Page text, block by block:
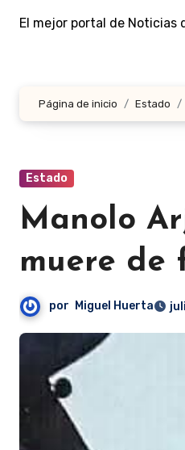
El mejor portal de Noticias
Página de inicio Estado
Estado
Manolo
muere de
por Miguel Huerta